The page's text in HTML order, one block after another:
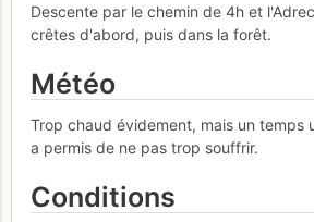
Descente par le chemin de 4h et
crêtes d'abord, puis dans la forêt.
Météo
Trop chaud évidement, mais un temps
a permis de ne pas trop souffrir.
Conditions